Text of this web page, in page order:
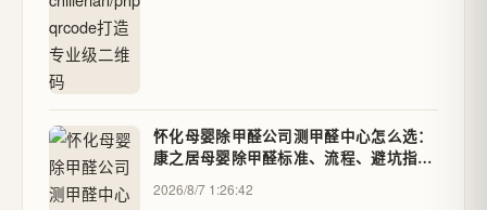
怀化母婴除甲醛公司测甲醛中心怎么选：
康之居母婴除甲醛标准、流程、避坑指南
- 信誉隆金银铂奢回收
2026/8/7 1:26:42